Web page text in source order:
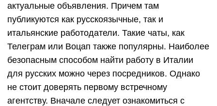
актуальные объявления. Причем там
публикуются как русскоязычные, так и
итальянские работодатели. Такие чаты, как
Телеграм или Воцап также популярны. Наиболее
безопасным способом найти работу в Италии
для русских можно через посредников. Однако
не стоит доверять первому встречному
агентству. Вначале следует ознакомиться с